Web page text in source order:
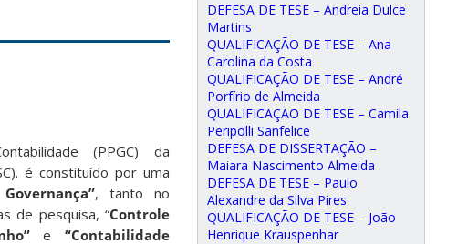
(PPGC) da
é constituído por uma
, tanto no
de pesquisa, “Controle
e “Contabilidade
DEFESA DE TESE – Andreia Dulce
Martins
QUALIFICAÇÃO DE TESE – Ana
Carolina da Costa
QUALIFICAÇÃO DE TESE – André
Porfírio de Almeida
QUALIFICAÇÃO DE TESE – Camila
Peripolli Sanfelice
DEFESA DE DISSERTAÇÃO –
Maiara Nascimento Almeida
DEFESA DE TESE – Paulo
Alexandre da Silva Pires
QUALIFICAÇÃO DE TESE – João
Henrique Krauspenhar